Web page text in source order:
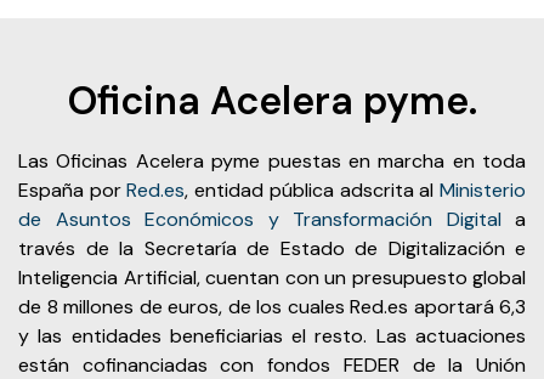
Oficina Acelera pyme.
Las Oficinas Acelera pyme puestas en marcha en toda
España porRed.es, entidad pública adscrita alMinisterio
de Asuntos Económicos y Transformación Digital a
través de la Secretaría de Estado de Digitalización e
Inteligencia Artificial, cuentan con un presupuesto global
de 8 millones de euros, de los cuales Red.es aportará 6,3
y las entidades beneficiarias el resto. Las actuaciones
están cofinanciadas con fondos FEDER de la Unión